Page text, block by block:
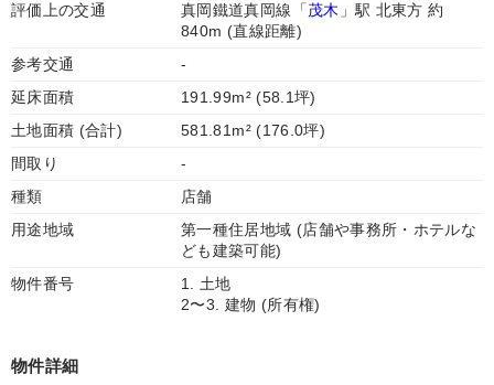
評価上の交通
真岡鐵道真岡線「茂木 」駅 北東方 約
840m (直線距離)
参考交通
-
延床面積
191.99m² (58.1坪)
土地面積 (合計)
581.81m² (176.0坪)
間取り
-
種類
店舗
用途地域
第一種住居地域 (店舗や事務所・ホテルな
ども建築可能)
物件番号
1. 土地
2〜3. 建物 (所有権)
物件詳細